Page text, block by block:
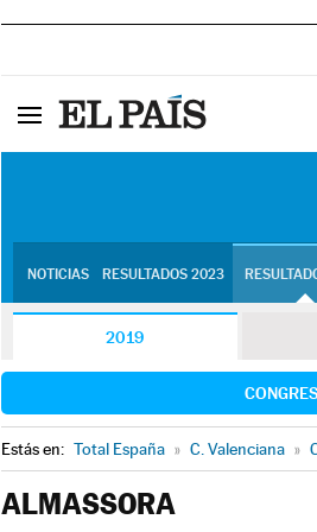
NOTICIAS RESULTADOS 2023
2019
Estás en: Total España » C. Valenciana »
ALMASSORA